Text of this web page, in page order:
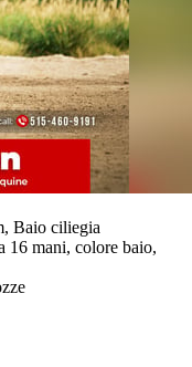
Baio ciliegia
16 mani, colore baio,